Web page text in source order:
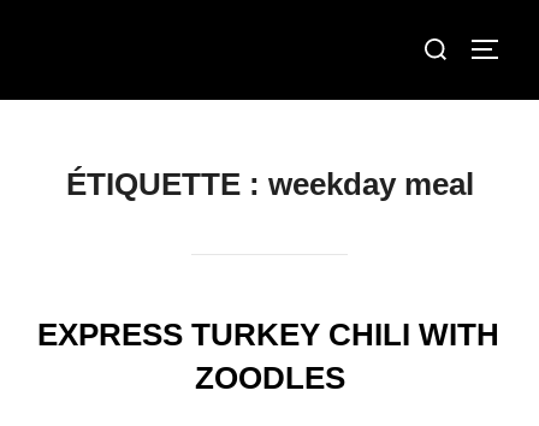
Rechercher :
ÉTIQUETTE : weekday meal
EXPRESS TURKEY CHILI WITH
ZOODLES